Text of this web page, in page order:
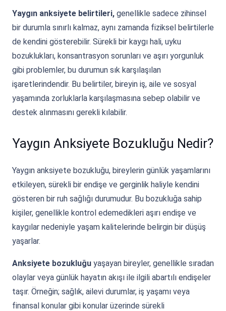
Yaygın anksiyete belirtileri, genellikle sadece zihinsel
bir durumla sınırlı kalmaz, aynı zamanda fiziksel belirtilerle
de kendini gösterebilir. Sürekli bir kaygı hali, uyku
bozuklukları, konsantrasyon sorunları ve aşırı yorgunluk
gibi problemler, bu durumun sık karşılaşılan
işaretlerindendir. Bu belirtiler, bireyin iş, aile ve sosyal
yaşamında zorluklarla karşılaşmasına sebep olabilir ve
destek alınmasını gerekli kılabilir.
Yaygın Anksiyete Bozukluğu Nedir?
Yaygın anksiyete bozukluğu, bireylerin günlük yaşamlarını
etkileyen, sürekli bir endişe ve gerginlik haliyle kendini
gösteren bir ruh sağlığı durumudur. Bu bozukluğa sahip
kişiler, genellikle kontrol edemedikleri aşırı endişe ve
kaygılar nedeniyle yaşam kalitelerinde belirgin bir düşüş
yaşarlar.
Anksiyete bozukluğu yaşayan bireyler, genellikle sıradan
olaylar veya günlük hayatın akışı ile ilgili abartılı endişeler
taşır. Örneğin; sağlık, ailevi durumlar, iş yaşamı veya
finansal konular gibi konular üzerinde sürekli